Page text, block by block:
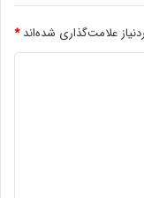
علامت‌گذاری شده‌اند*